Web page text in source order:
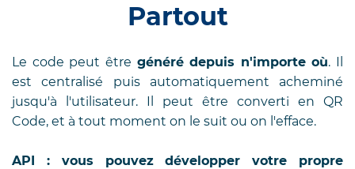
Partout
Le code peut être généré depuis n'importe où. Il
est centralisé puis automatiquement acheminé
jusqu'à l'utilisateur. Il peut être converti en QR
Code, et à tout moment on le suit ou on l'efface.
API : vous pouvez développer votre propre